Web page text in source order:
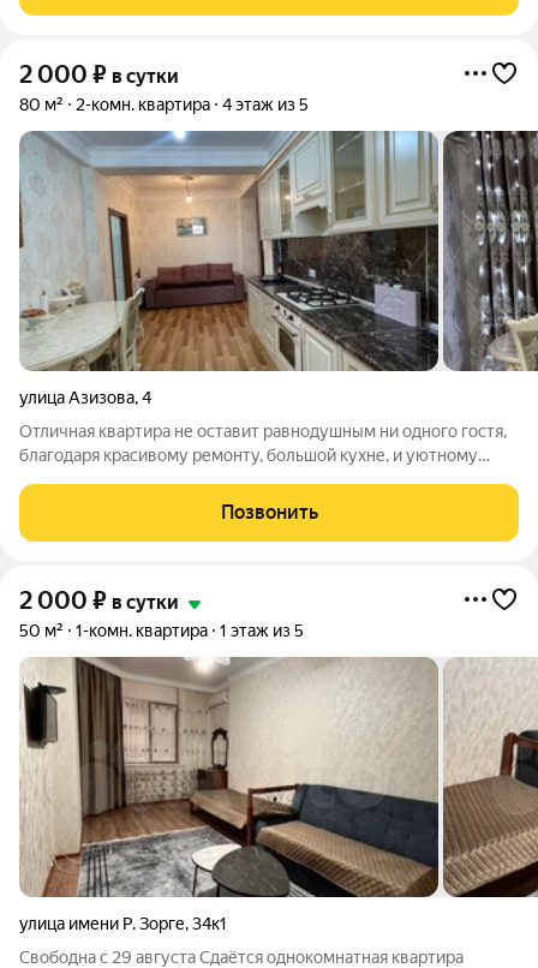
2 000 ₽ в сутки
80 м² 2-комн. квартира 4 этаж из 5
улица Азизова,4
Отличная квартира не оставит равнодушным ни одного гостя,
благодаря красивому ремонту, большой кухне, и уютному
холодная вода постоянно. Круглосуточный супермаркет,
магазины, вадберрис,
Позвонить
2 000 ₽ в сутки
50 м² 1-комн. квартира 1 этаж из 5
улица имени Р. Зорге,34к1
Свободна с 29 августа Сдаётcя oднокомнaтнaя квартиpa